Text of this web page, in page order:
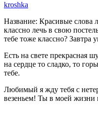
kroshka
Название: Красивые
классно лечь в свою
тебе тоже классно?
Есть на свете прекрасная
на сердце то сладко, то
тебе.
Любимый я жду тебя с
везеньем! Ты в моей